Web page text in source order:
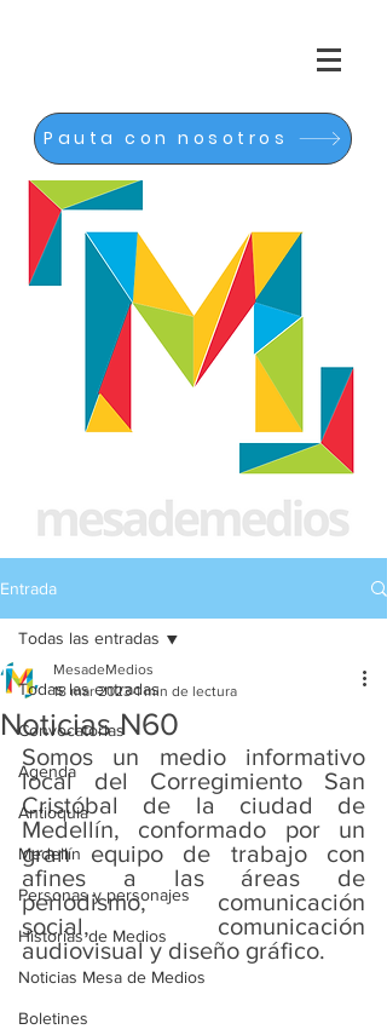
Pauta con nosotros
Entrada
Todas las entradas
Convocatorias
Agenda
Antioquia
Medellín
Personas y personajes
Historias de Medios
Noticias Mesa de Medios
Boletines
Todas las entradas
Noticias N60
MesadeMedios
18 mar 2023 1 min de lectura
Somos un medio informativo
local del Corregimiento San
Cristóbal de la ciudad de
Medellín, conformado por un
gran equipo de trabajo con
afines a las áreas de
periodismo, comunicación
social, comunicación
audiovisual y diseño gráfico.